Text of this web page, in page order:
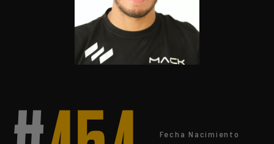
Fecha Nacimiento